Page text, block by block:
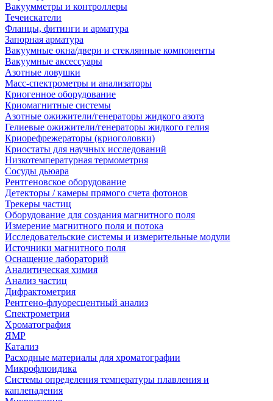
Вакуумметры и контроллеры
Течеискатели
Фланцы, фитинги и арматура
Запорная арматура
Вакуумные окна/двери и стеклянные компоненты
Вакуумные аксессуары
Азотные ловушки
Масс-спектрометры и анализаторы
Криогенное оборудование
Криомагнитные системы
Азотные ожижители/генераторы жидкого азота
Гелиевые ожижители/генераторы жидкого гелия
Криорефрежераторы (криоголовки)
Криостаты для научных исследований
Низкотемпературная термометрия
Сосуды дьюара
Рентгеновское оборудование
Детекторы / камеры прямого счета фотонов
Трекеры частиц
Оборудование для создания магнитного поля
Измерение магнитного поля и потока
Исследовательские системы и измерительные модули
Источники магнитного поля
Оснащение лабораторий
Аналитическая химия
Анализ частиц
Дифрактометрия
Рентгено-флуоресцентный анализ
Спектрометрия
Хроматография
ЯМР
Катализ
Расходные материалы для хроматографии
Микрофлюидика
Системы определения температуры плавления и
каплепадения